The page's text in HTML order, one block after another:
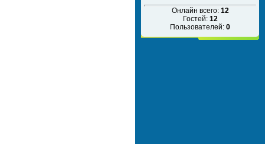
Онлайн всего: 12
Гостей: 12
Пользователей: 0